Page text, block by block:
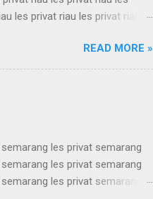
les privat riau les privat riau
riau les privat riau les
les privat riau les privat riau
ria...
READ MORE »
les privat semarang
les privat semarang
les privat semarang